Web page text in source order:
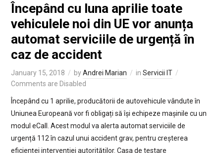
Începând cu luna aprilie toate
vehiculele noi din UE vor anunța
automat serviciile de urgență în
caz de accident
January 15, 2018 byAndrei Marian in Servicii IT
Comments are Disabled
Începând cu 1 aprilie, producătorii de autovehicule vândute în
Uniunea Europeană vor fi obligați să își echipeze mașinile cu un
modul eCall. Acest modul va alerta automat serviciile de
urgență 112 în cazul unui accident grav, pentru creșterea
eficienței intervenției autorităților. Casa de testare